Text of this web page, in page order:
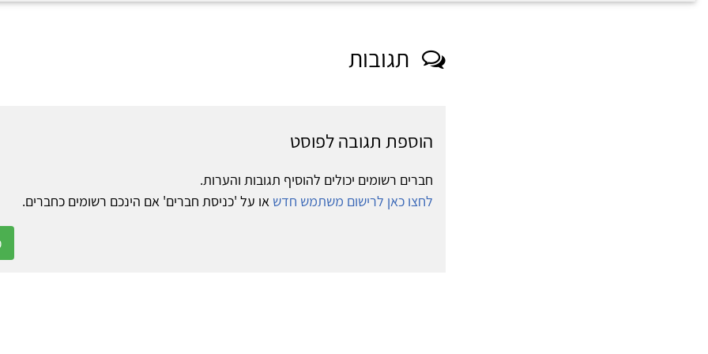
תגובות
הוספת תגובה לפוסט
חברים רשומים יכולים להוסיף תגובות והערות.
לחצו כאן לרישום משתמש חדש או על 'כניסת חברים' אם הינכם רשומים כחברים.